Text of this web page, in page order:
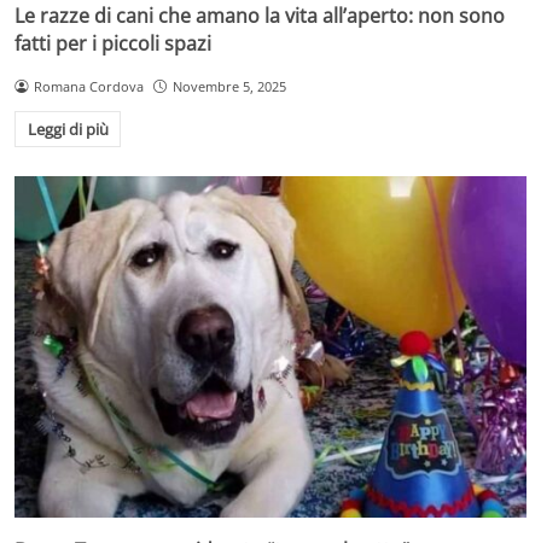
Le razze di cani che amano la vita all’aperto: non sono
fatti per i piccoli spazi
Romana Cordova Novembre 5, 2025
Leggi di più